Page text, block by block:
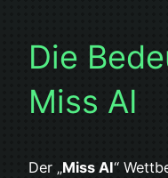
Die
Miss AI
Der „Miss AI“